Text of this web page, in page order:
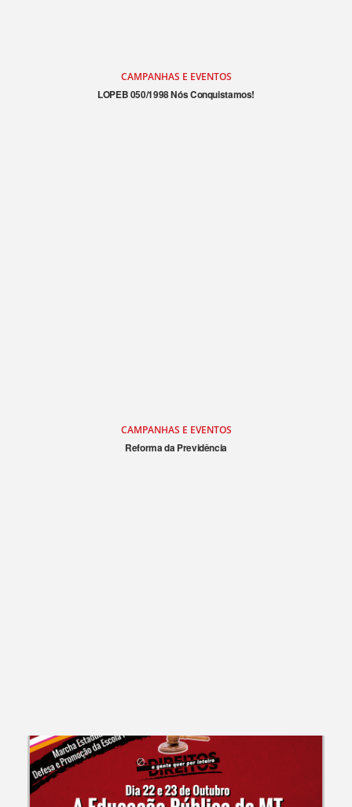
CAMPANHAS E EVENTOS
LOPEB 050/1998 Nós Conquistamos!
CAMPANHAS E EVENTOS
Reforma da Previdência
CAMPANHAS E EVENTOS
3 Encontro Estadual de Aposentados as do Sintep-MT